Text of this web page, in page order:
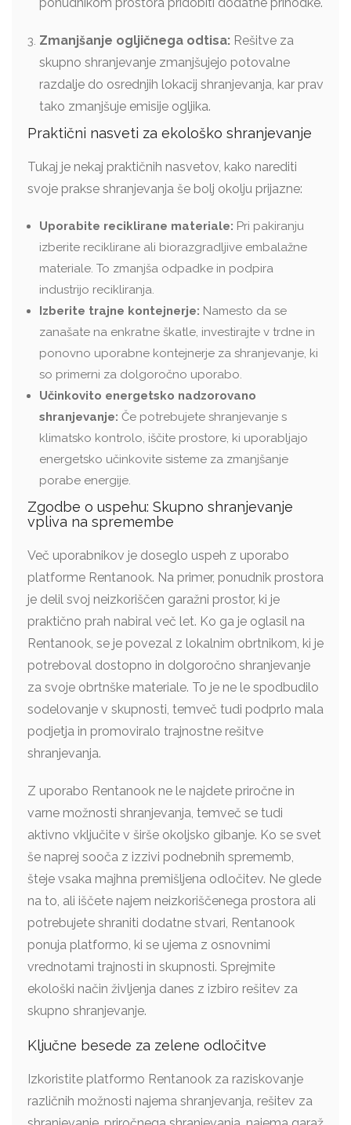
Zmanjšanje ogljičnega odtisa: Rešitve za
skupno shranjevanje zmanjšujejo potovalne
razdalje do osrednjih lokacij shranjevanja, kar prav
tako zmanjšuje emisije ogljika.
Praktični nasveti za ekološko shranjevanje
Tukaj je nekaj praktičnih nasvetov, kako narediti
svoje prakse shranjevanja še bolj okolju prijazne:
Uporabite reciklirane materiale: Pri pakiranju
izberite reciklirane ali biorazgradljive embalažne
materiale. To zmanjša odpadke in podpira
industrijo recikliranja.
Izberite trajne kontejnerje: Namesto da se
zanašate na enkratne škatle, investirajte v trdne in
ponovno uporabne kontejnerje za shranjevanje, ki
so primerni za dolgoročno uporabo.
Učinkovito energetsko nadzorovano
shranjevanje: Če potrebujete shranjevanje s
klimatsko kontrolo, iščite prostore, ki uporabljajo
energetsko učinkovite sisteme za zmanjšanje
porabe energije.
Zgodbe o uspehu: Skupno shranjevanje
vpliva na spremembe
Več uporabnikov je doseglo uspeh z uporabo
platforme Rentanook. Na primer, ponudnik prostora
je delil svoj neizkoriščen garažni prostor, ki je
praktično prah nabiral več let. Ko ga je oglasil na
Rentanook, se je povezal z lokalnim obrtnikom, ki je
potreboval dostopno in dolgoročno shranjevanje
za svoje obrtnške materiale. To je ne le spodbudilo
sodelovanje v skupnosti, temveč tudi podprlo mala
podjetja in promoviralo trajnostne rešitve
shranjevanja.
Z uporabo Rentanook ne le najdete priročne in
varne možnosti shranjevanja, temveč se tudi
aktivno vključite v širše okoljsko gibanje. Ko se svet
še naprej sooča z izzivi podnebnih sprememb,
šteje vsaka majhna premišljena odločitev. Ne glede
na to, ali iščete najem neizkoriščenega prostora ali
potrebujete shraniti dodatne stvari, Rentanook
ponuja platformo, ki se ujema z osnovnimi
vrednotami trajnosti in skupnosti. Sprejmite
ekološki način življenja danes z izbiro rešitev za
skupno shranjevanje.
Ključne besede za zelene odločitve
Izkoristite platformo Rentanook za raziskovanje
različnih možnosti najema shranjevanja, rešitev za